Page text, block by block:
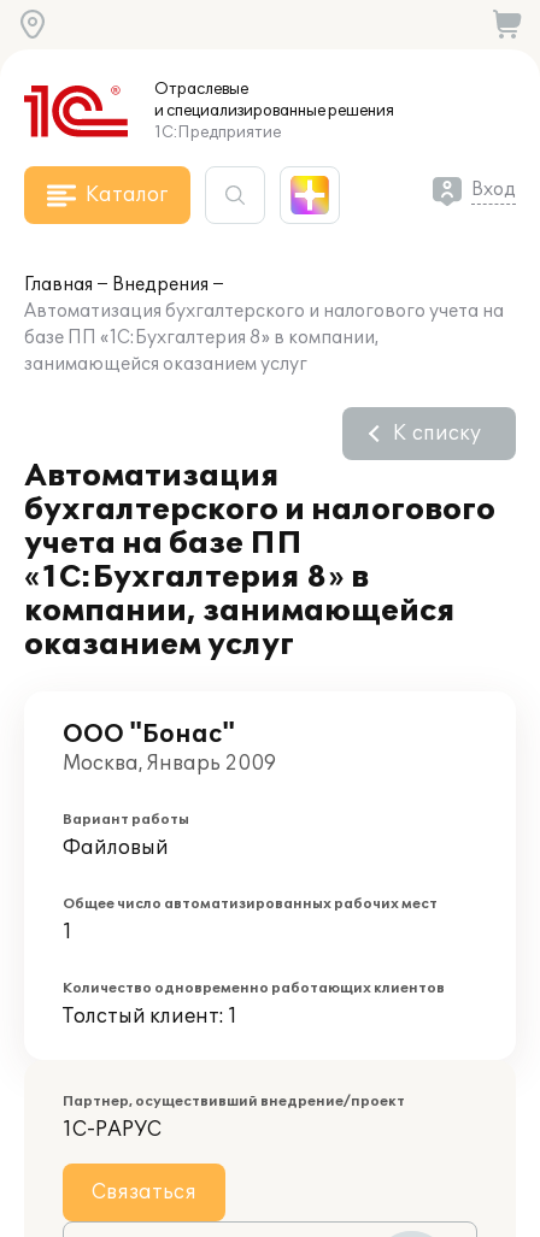
Отраслевые
и специализированныерешения
1С:Предприятие
Каталог Вход
Главная
Внедрения
Автоматизация бухгалтерского и налогового учета на
базе ПП «1С:Бухгалтерия 8» в компании,
занимающейся оказанием услуг
Автоматизация
бухгалтерского и налогового
учета на базе ПП
«1С:Бухгалтерия 8» в
компании, занимающейся
оказанием услуг
К списку
ООО "Бонас"
Москва, Январь 2009
Вариант работы
Файловый
Общее число автоматизированных рабочих мест
1
Количество одновременно работающих клиентов
Толстый клиент: 1
Партнер, осуществивший внедрение/проект
1С-РАРУС
Связаться